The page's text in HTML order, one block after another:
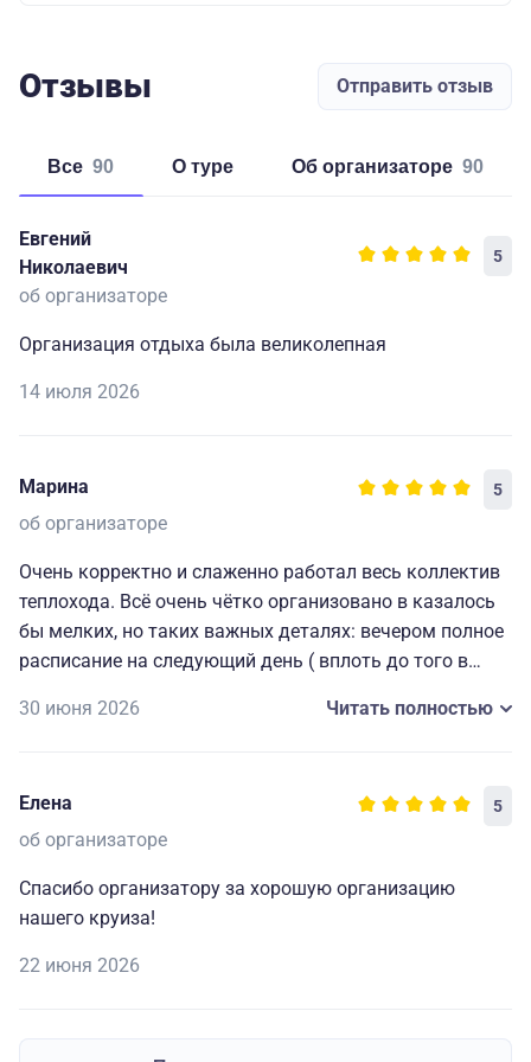
Отзывы Отправить отзыв
Все 90 о туре об организаторе 90
Евгений
Николаевич
5
об организаторе
Организация отдыха была великолепная
14 июля 2026
Марина 5
об организаторе
Очень корректно и слаженно работал весь коллектив
теплохода. Всё очень чётко организовано в казалось
бы мелких, но таких важных деталях: вечером полное
расписание на следующий день ( вплоть до того в
работающие наушники для экскурсий и т. д. Мелочи,
капитану и всему составу за прекрасно
организованный отдых.🥰
30 июня 2026 Читать полностью
Елена 5
об организаторе
Спасибо организатору за хорошую организацию
нашего круиза!
22 июня 2026